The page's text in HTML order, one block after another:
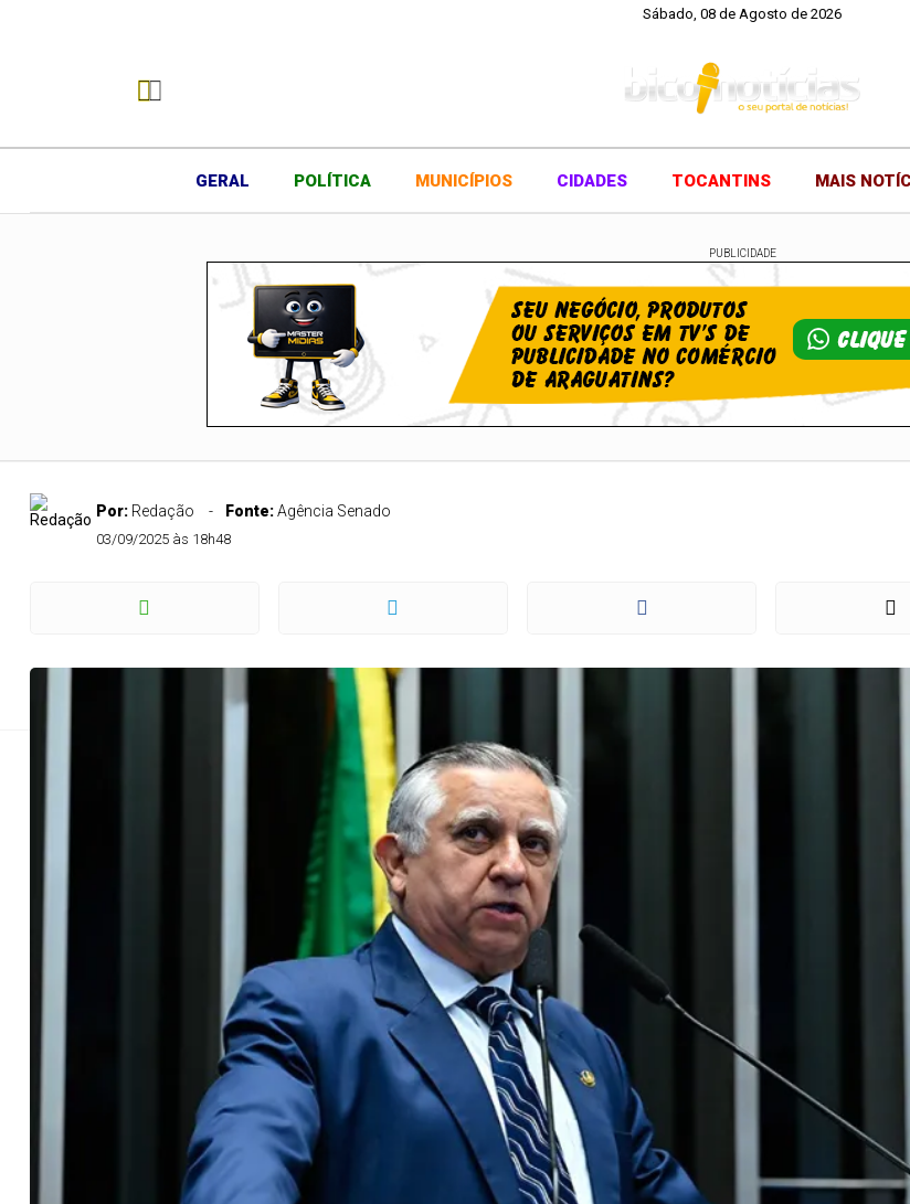
Sábado, 08 de Agosto de 2026
GERAL POLÍTICA MUNICÍPIOS CIDADES TOCANTINS MAIS
PUBLICIDADE
Izalci diz que condenação de
Em pronunciamento no Plenário nesta quarta-feira (3), o senador Izalci Lucas (PL-DF) afirmou
Por: Redação Fonte:Agência Senado
03/09/2025 às 18h48